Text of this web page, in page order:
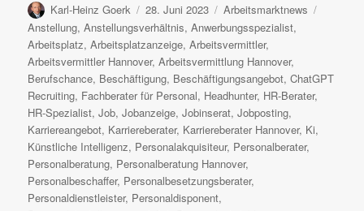
Autor
Karl-Heinz Goerk
Veröffentlicht
am
28. Juni 2023 Kategorien
Arbeitsmarktnews
Anstellung,Anstellungsverhältnis,Anwerbungsspezialist,
Arbeitsplatz,Arbeitsplatzanzeige,Arbeitsvermittler,
Arbeitsvermittler Hannover,Arbeitsvermittlung Hannover,
Berufschance, Beschäftigung, Beschäftigungsangebot,ChatGPT
Recruiting, Fachberater für Personal, Headhunter, HR-Berater,
HR-Spezialist,Job,Jobanzeige,Jobinserat,Jobposting,
Karriereangebot, Karriereberater, Karriereberater Hannover, Ki,
Künstliche Intelligenz, Personalakquisiteur, Personalberater,
Personalberatung, Personalberatung Hannover,
Personalbeschaffer, Personalbesetzungsberater,
Personaldienstleister, Personaldisponent,